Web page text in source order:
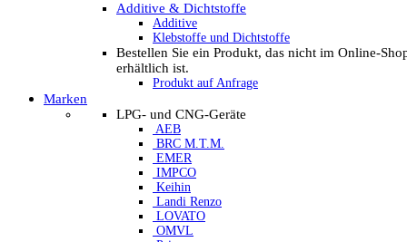
Additive & Dichtstoffe
Additive
Klebstoffe und Dichtstoffe
Bestellen Sie ein Produkt, das nicht im Online-
erhältlich ist.
Produkt auf Anfrage
Marken
LPG- und CNG-Geräte
AEB
BRC M.T.M.
EMER
IMPCO
Keihin
Landi Renzo
LOVATO
OMVL